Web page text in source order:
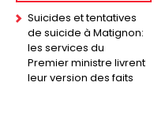
Suicides et tentatives
de suicide à Matignon:
les services du
Premier ministre livrent
leur version des faits